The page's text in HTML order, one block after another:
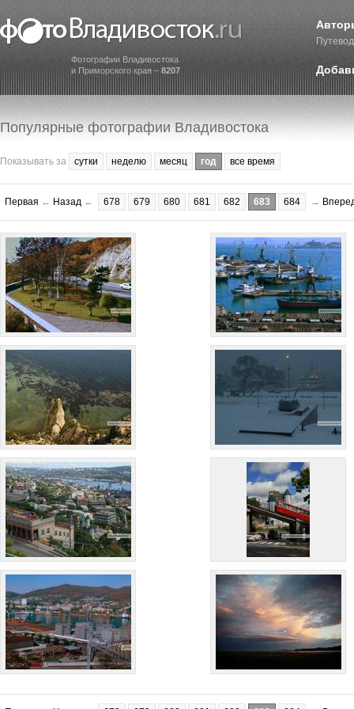
Фотографии Владивостока
и Приморского края – 8207
Популярные фотографии Владивостока
Показывать за сутки неделю месяц год все время
Первая ← Назад ← 678 679 680 681 682 683 684 →